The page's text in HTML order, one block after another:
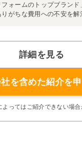
ォームのトップブランド
がちな費用への不安を解
セールスエンジニアによ
信頼を得ています。
フォームに習熟した施工管
制」、豊富な実績に裏付
検査体制により高い施工
産のリフォームならでは
体制で工事後も安心です
切なお住まいの再生を私
詳細を見る
を含めた紹介を
ってはご紹介できない場合